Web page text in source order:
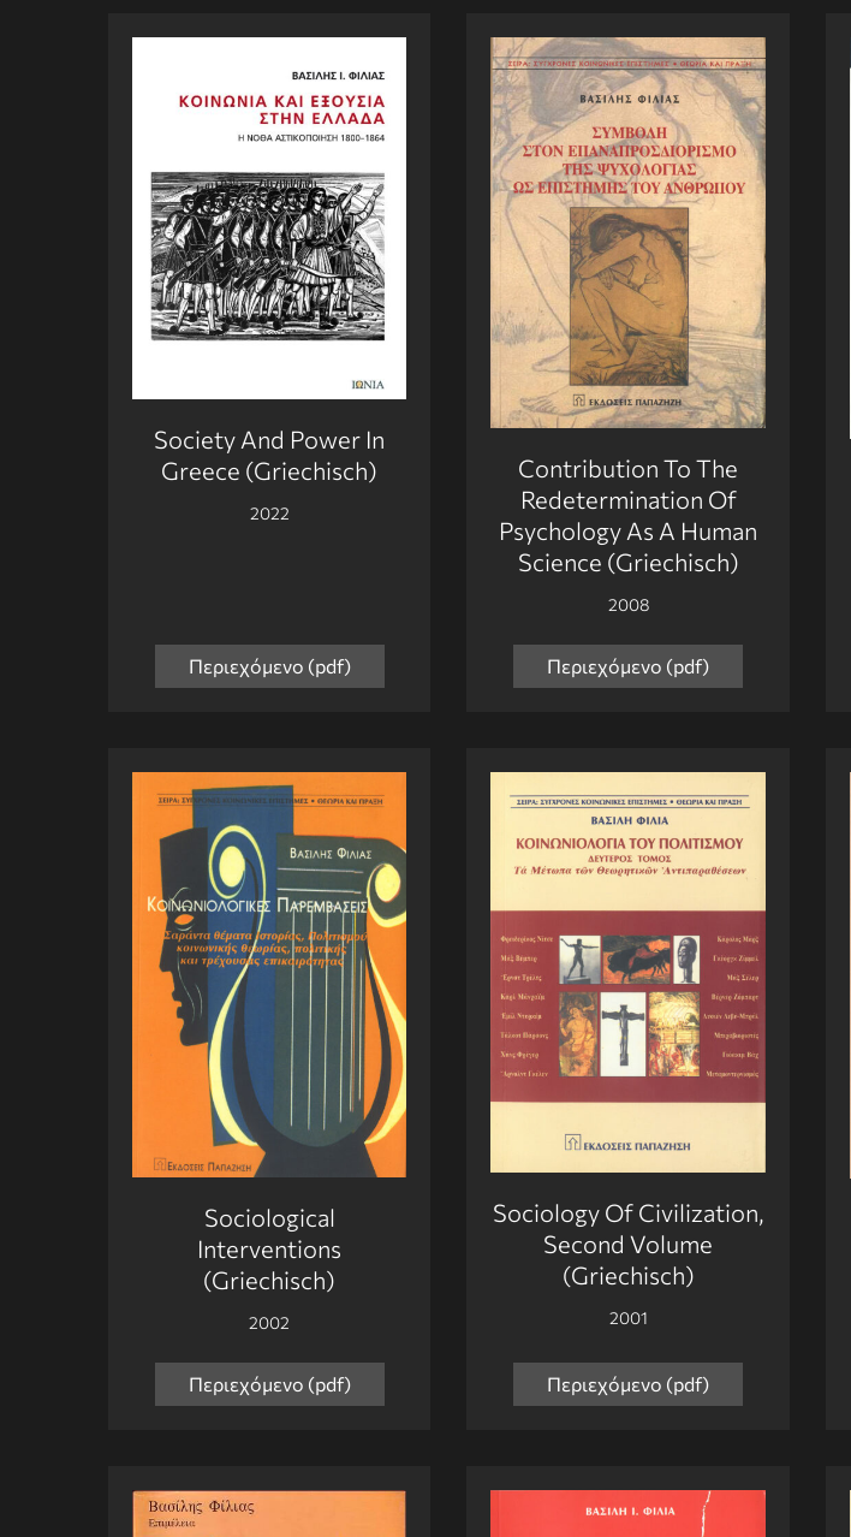
Society And Power In
Greece (Griechisch)
2022
Περιεχόμενο (pdf)
Contribution To The
Redetermination Of
Psychology As A Human
Science (Griechisch)
2008
Περιεχόμενο (pdf)
Sociological
Interventions
(Griechisch)
2002
Περιεχόμενο (pdf)
Sociology Of Civilization,
Second Volume
(Griechisch)
2001
Περιεχόμενο (pdf)